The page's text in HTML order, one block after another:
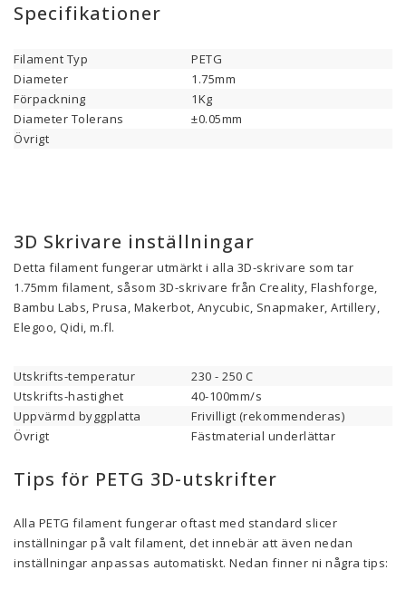
Specifikationer
Filament Typ
PETG
Diameter
1.75mm
Förpackning
1Kg
Diameter Tolerans
±0.05mm
Övrigt
3D Skrivare inställningar
Detta filament fungerar utmärkt i alla 3D-skrivare som tar
1.75mm filament, såsom 3D-skrivare från Creality, Flashforge,
Bambu Labs, Prusa, Makerbot, Anycubic, Snapmaker, Artillery,
Elegoo, Qidi, m.fl.
Utskrifts-temperatur
230 - 250 C
Utskrifts-hastighet
40-100mm/s
Uppvärmd byggplatta
Frivilligt (rekommenderas)
Övrigt
Fästmaterial underlättar
Tips för PETG 3D-utskrifter
Alla PETG filament fungerar oftast med standard slicer
inställningar på valt filament, det innebär att även nedan
inställningar anpassas automatiskt. Nedan finner ni några tips: